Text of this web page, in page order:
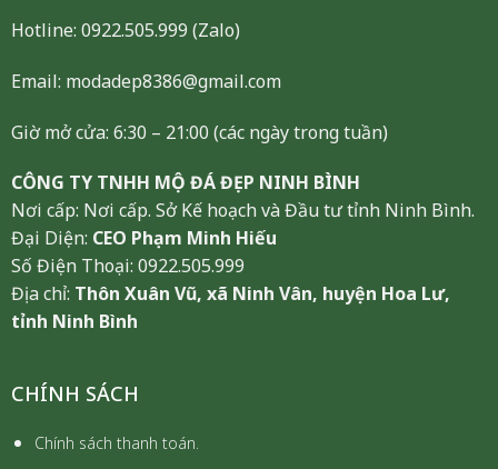
Hotline: 0922.505.999 (Zalo)
Email: modadep8386@gmail.com
Giờ mở cửa: 6:30 – 21:00 (các ngày trong tuần)
CÔNG TY TNHH MỘ ĐÁ ĐẸP NINH BÌNH
Nơi cấp: Nơi cấp. Sở Kế hoạch và Đầu tư tỉnh Ninh Bình.
Đại Diện: CEO Phạm Minh Hiếu
Số Điện Thoại: 0922.505.999
Địa chỉ: Thôn Xuân Vũ, xã Ninh Vân, huyện Hoa Lư,
tỉnh Ninh Bình
CHÍNH SÁCH
Chính sách thanh toán.